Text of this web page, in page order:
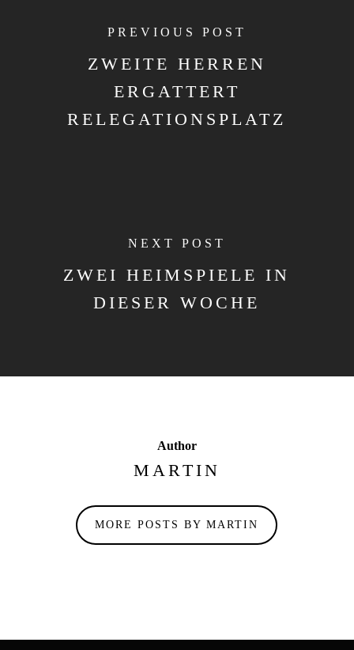
PREVIOUS POST
ZWEITE HERREN
ERGATTERT
RELEGATIONSPLATZ
NEXT POST
ZWEI HEIMSPIELE IN
DIESER WOCHE
Author
MARTIN
MORE POSTS BY MARTIN